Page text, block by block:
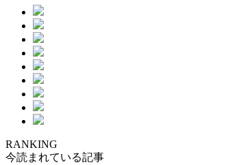
RANKING
今読まれている記事